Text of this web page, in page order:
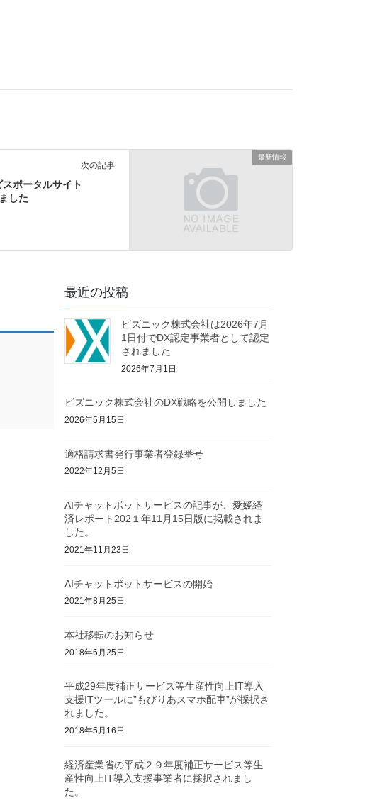
最新情報
次の記事
ポータルサイト
した
最近の投稿
ビズニック株式会社は2026年7月
1日付でDX認定事業者として認定
されました
2026年7月1日
ビズニック株式会社のDX戦略を公開しました
2026年5月15日
適格請求書発行事業者登録番号
2022年12月5日
AIチャットボットサービスの記事が、愛媛経
済レポート202１年11月15日版に掲載されま
した。
2021年11月23日
AIチャットボットサービスの開始
2021年8月25日
本社移転のお知らせ
2018年6月25日
平成29年度補正サービス等生産性向上IT導入
支援ITツールに”もびりあスマホ配車”が採択さ
れました。
2018年5月16日
経済産業省の平成２９年度補正サービス等生
産性向上IT導入支援事業者に採択されまし
た。